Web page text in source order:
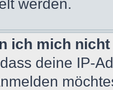
werden.
ich mich
deine IP-